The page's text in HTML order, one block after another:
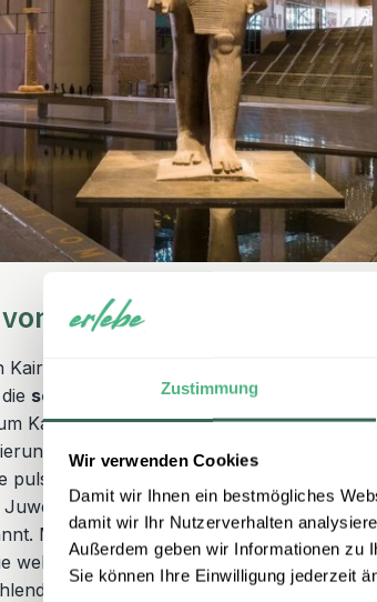
Zustimmung
Wir verwenden Cookies
Damit wir Ihnen ein bestmögliches
damit wir Ihr Nutzerverhalten
Außerdem geben wir Informationen zu
Sie können Ihre Einwilligung jederzeit
Saladin
erhebt sich die Zitadelle von Saladin,
seit dem 12. Jahrhundertüber die Stadt
Kairo vor den Angriffen derKreuzritter
und bietet bis heute einen der
pulsierende Metropole. Innerhalb der
die prachtvolle Mohammed-Ali-
Mit ihren schlanken Minaretten und der
weltberühmte Hagia Sophia in Istanbul
weißen Innenraum.